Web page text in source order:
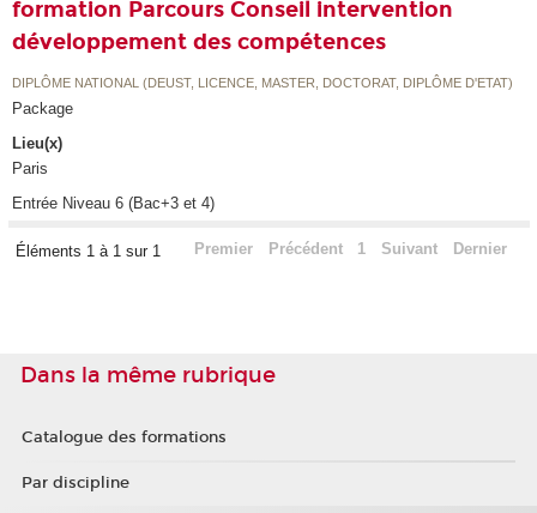
formation Parcours Conseil intervention
développement des compétences
DIPLÔME NATIONAL (DEUST, LICENCE, MASTER, DOCTORAT, DIPLÔME D'ETAT)
Package
Lieu(x)
Paris
Entrée Niveau 6 (Bac+3 et 4)
Éléments 1 à 1 sur 1 Premier Précédent 1 Suivant Dernier
Dans la même rubrique
Catalogue des formations
Par discipline